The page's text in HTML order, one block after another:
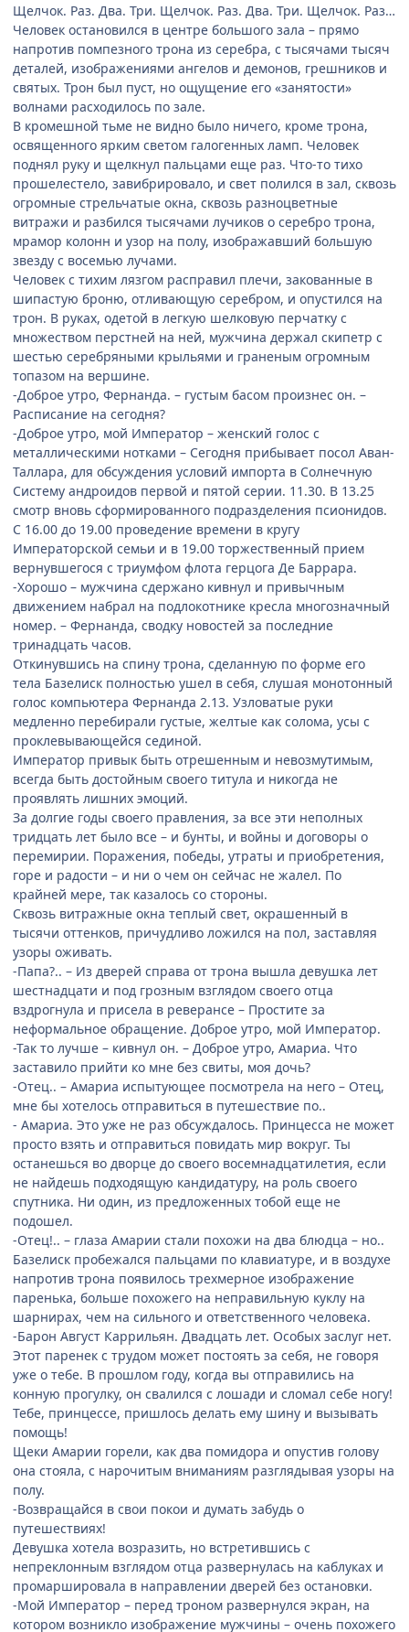
Щелчок. Раз. Два. Три. Щелчок. Раз. Два. Три. Щелчок. Раз…
Человек остановился в центре большого зала – прямо
напротив помпезного трона из серебра, с тысячами тысяч
деталей, изображениями ангелов и демонов, грешников и
святых. Трон был пуст, но ощущение его «занятости»
волнами расходилось по зале.
В кромешной тьме не видно было ничего, кроме трона,
освященного ярким светом галогенных ламп. Человек
поднял руку и щелкнул пальцами еще раз. Что-то тихо
прошелестело, завибрировало, и свет полился в зал, сквозь
огромные стрельчатые окна, сквозь разноцветные
витражи и разбился тысячами лучиков о серебро трона,
мрамор колонн и узор на полу, изображавший большую
звезду с восемью лучами.
Человек с тихим лязгом расправил плечи, закованные в
шипастую броню, отливающую серебром, и опустился на
трон. В руках, одетой в легкую шелковую перчатку с
множеством перстней на ней, мужчина держал скипетр с
шестью серебряными крыльями и граненым огромным
топазом на вершине.
-Доброе утро, Фернанда. – густым басом произнес он. –
Расписание на сегодня?
-Доброе утро, мой Император – женский голос с
металлическими нотками – Сегодня прибывает посол Аван-
Таллара, для обсуждения условий импорта в Солнечную
Систему андроидов первой и пятой серии. 11.30. В 13.25
смотр вновь сформированного подразделения псионидов.
С 16.00 до 19.00 проведение времени в кругу
Императорской семьи и в 19.00 торжественный прием
вернувшегося с триумфом флота герцога Де Баррара.
-Хорошо – мужчина сдержано кивнул и привычным
движением набрал на подлокотнике кресла многозначный
номер. – Фернанда, сводку новостей за последние
тринадцать часов.
Откинувшись на спину трона, сделанную по форме его
тела Базелиск полностью ушел в себя, слушая монотонный
голос компьютера Фернанда 2.13. Узловатые руки
медленно перебирали густые, желтые как солома, усы с
проклевывающейся сединой.
Император привык быть отрешенным и невозмутимым,
всегда быть достойным своего титула и никогда не
проявлять лишних эмоций.
За долгие годы своего правления, за все эти неполных
тридцать лет было все – и бунты, и войны и договоры о
перемирии. Поражения, победы, утраты и приобретения,
горе и радости – и ни о чем он сейчас не жалел. По
крайней мере, так казалось со стороны.
Сквозь витражные окна теплый свет, окрашенный в
тысячи оттенков, причудливо ложился на пол, заставляя
узоры оживать.
-Папа?.. – Из дверей справа от трона вышла девушка лет
шестнадцати и под грозным взглядом своего отца
вздрогнула и присела в реверансе – Простите за
неформальное обращение. Доброе утро, мой Император.
-Так то лучше – кивнул он. – Доброе утро, Амариа. Что
заставило прийти ко мне без свиты, моя дочь?
-Отец.. – Амариа испытующее посмотрела на него – Отец,
мне бы хотелось отправиться в путешествие по..
- Амариа. Это уже не раз обсуждалось. Принцесса не может
просто взять и отправиться повидать мир вокруг. Ты
останешься во дворце до своего восемнадцатилетия, если
не найдешь подходящую кандидатуру, на роль своего
спутника. Ни один, из предложенных тобой еще не
подошел.
-Отец!.. – глаза Амарии стали похожи на два блюдца – но..
Базелиск пробежался пальцами по клавиатуре, и в воздухе
напротив трона появилось трехмерное изображение
паренька, больше похожего на неправильную куклу на
шарнирах, чем на сильного и ответственного человека.
-Барон Август Каррильян. Двадцать лет. Особых заслуг нет.
Этот паренек с трудом может постоять за себя, не говоря
уже о тебе. В прошлом году, когда вы отправились на
конную прогулку, он свалился с лошади и сломал себе ногу!
Тебе, принцессе, пришлось делать ему шину и вызывать
помощь!
Щеки Амарии горели, как два помидора и опустив голову
она стояла, с нарочитым вниманиям разглядывая узоры на
полу.
-Возвращайся в свои покои и думать забудь о
путешествиях!
Девушка хотела возразить, но встретившись с
непреклонным взглядом отца развернулась на каблуках и
промаршировала в направлении дверей без остановки.
-Мой Император – перед троном развернулся экран, на
котором возникло изображение мужчины – очень похожего